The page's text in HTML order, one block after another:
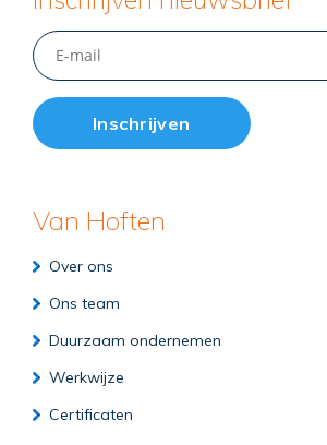
Van Hoften
Over ons
Ons team
Duurzaam ondernemen
Werkwijze
Certificaten